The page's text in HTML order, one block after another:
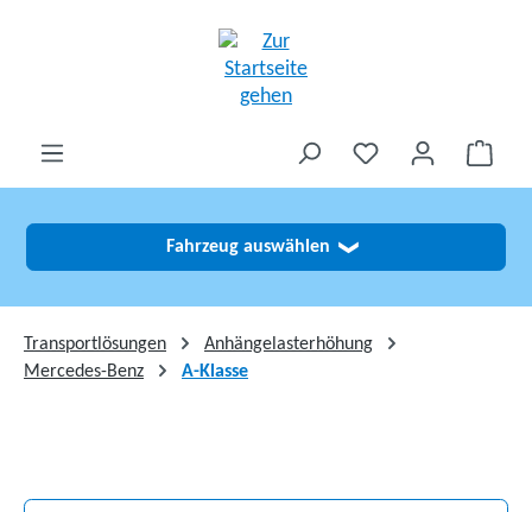
Fahrzeug auswählen ❯
Transportlösungen
Anhängelasterhöhung
Mercedes-Benz
A-Klasse